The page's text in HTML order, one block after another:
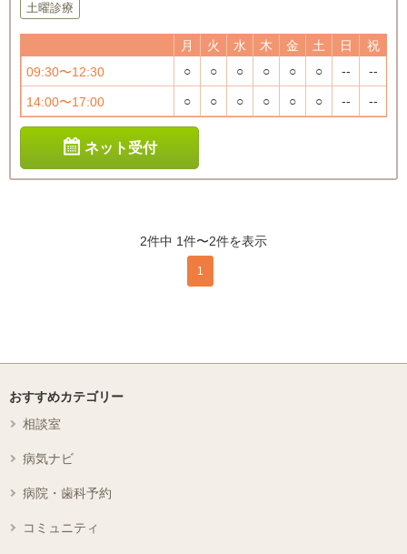
土曜診療
月 火 水 木 金 土 日
祝
09:30〜12:30
○ ○ ○ ○ ○ ○ -- --
14:00〜17:00 ○ ○ ○ ○ ○ ○ -- --
ネット受付
2件中 1件〜2件を表示
1
おすすめカテゴリー
相談室
病気ナビ
病院・歯科予約
コミュニティ